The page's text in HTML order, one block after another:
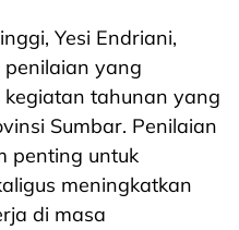
Yesi Endriani,
yang
tahunan yang
Sumbar. Penilaian
penting untuk
meningkatkan
di masa